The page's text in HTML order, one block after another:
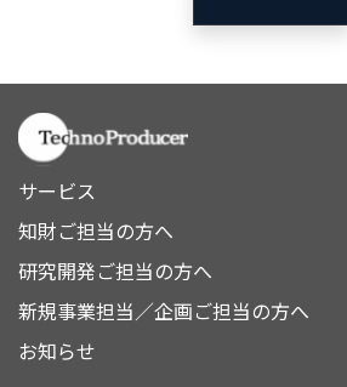
サービス
知財ご担当の方へ
研究開発ご担当の方へ
新規事業担当／企画ご担当の方へ
お知らせ